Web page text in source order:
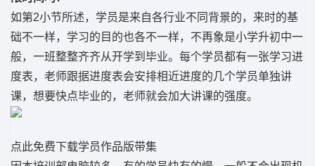
如第2小节所述，学员是来自各行业不同背景的，来时的基
础不一样，学习的目的也各不一样，不再象是小学升初中一
般，一班整整齐齐从开学到毕业。每个学员都有一张学习进
度表，老师跟据进度表会安排相近进度的几个学员单独讲
课，想要快点毕业的，老师就会加大讲课的强度。
点此免费下载学员作品版带集